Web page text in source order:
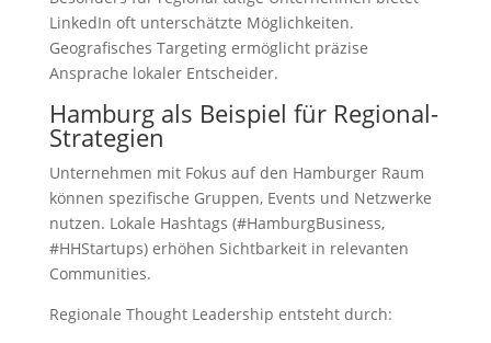
LinkedIn oft unterschätzte Möglichkeiten.
Geografisches Targeting ermöglicht präzise
Ansprache lokaler Entscheider.
Hamburg als Beispiel für Regional-
Strategien
Unternehmen mit Fokus auf den Hamburger Raum
können spezifische Gruppen, Events und Netzwerke
nutzen. Lokale Hashtags (#HamburgBusiness,
#HHStartups) erhöhen Sichtbarkeit in relevanten
Communities.
Regionale Thought Leadership entsteht durch: